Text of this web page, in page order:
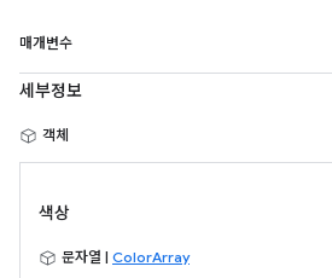
매개변수
세부정보
객체
색상
문자열 | ColorArray